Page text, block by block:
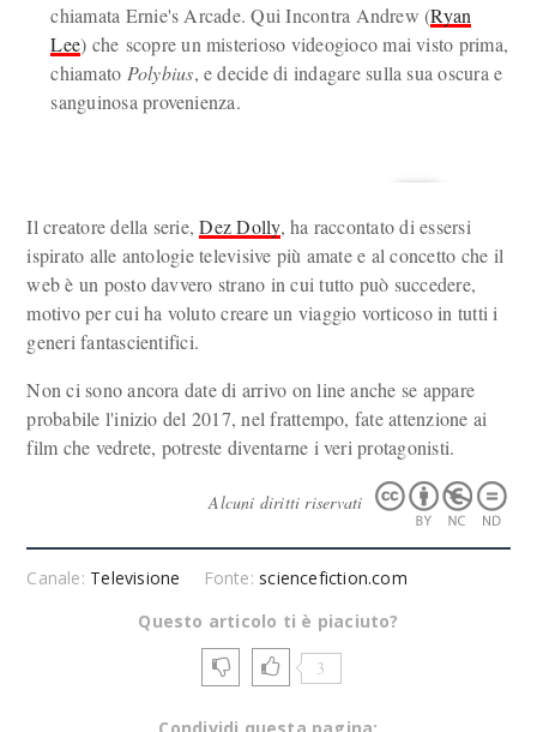
chiamata Ernie's Arcade. Qui Incontra Andrew (Ryan
Lee) che scopre un misterioso videogioco mai visto prima,
chiamato Polybius, e decide di indagare sulla sua oscura e
sanguinosa provenienza.
Il creatore della serie,Dez Dolly, ha raccontato di essersi
ispirato alle antologie televisive più amate e al concetto che il
web è un posto davvero strano in cui tutto può succedere,
motivo per cui ha voluto creare un viaggio vorticoso in tutti i
generi fantascientifici.
Non ci sono ancora date di arrivo on line anche se appare
probabile l'inizio del 2017, nel frattempo, fate attenzione ai
film che vedrete, potreste diventarne i veri protagonisti.
Alcuni diritti riservati
Canale: Televisione Fonte: sciencefiction.com
Questo articolo ti è piaciuto?
3